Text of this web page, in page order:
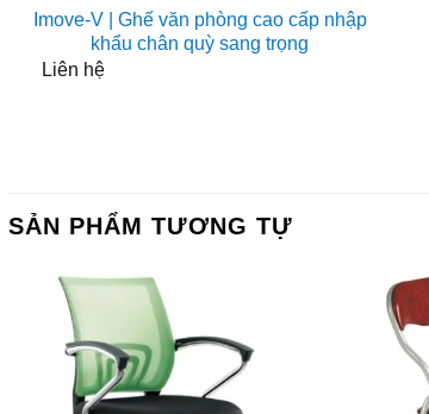
Imove-V | Ghế văn phòng cao cấp nhập
khẩu chân quỳ sang trọng
Liên hệ
SẢN PHẨM TƯƠNG TỰ